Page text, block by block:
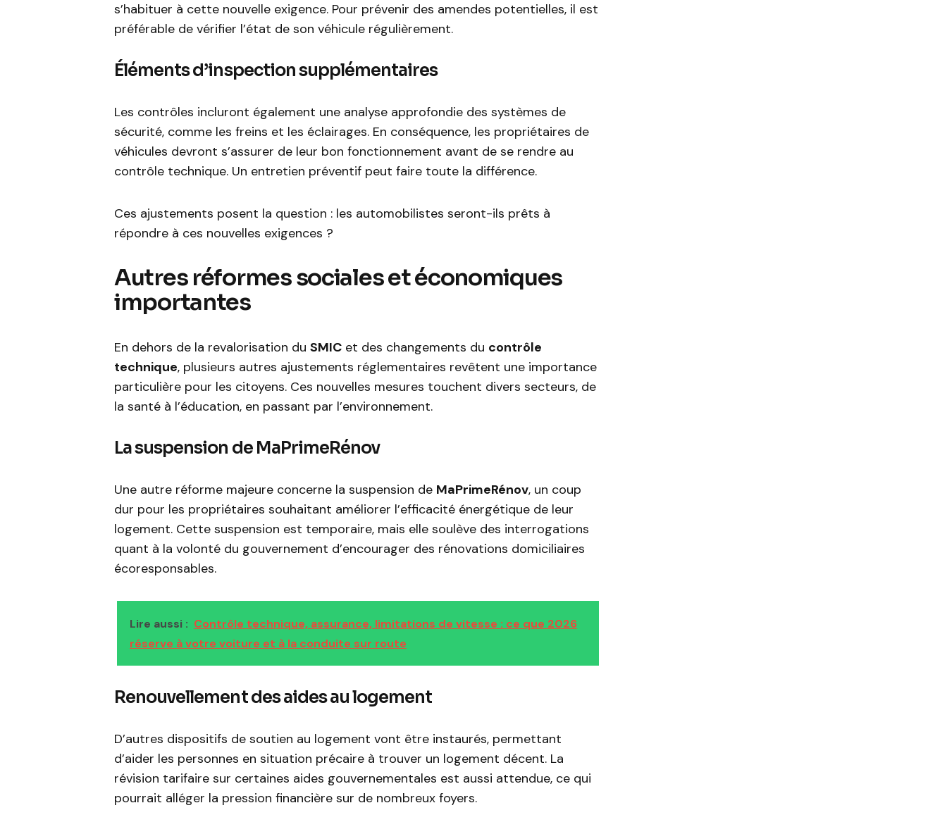
s’habituer à cette nouvelle exigence. Pour prévenir des amendes potentielles, il est
préférable de vérifier l’état de son véhicule régulièrement.
Éléments d’inspection supplémentaires
Les contrôles incluront également une analyse approfondie des systèmes de
sécurité, comme les freins et les éclairages. En conséquence, les propriétaires de
véhicules devront s’assurer de leur bon fonctionnement avant de se rendre au
contrôle technique. Un entretien préventif peut faire toute la différence.
Ces ajustements posent la question : les automobilistes seront-ils prêts à
répondre à ces nouvelles exigences ?
Autres réformes sociales et économiques
importantes
En dehors de la revalorisation du SMIC et des changements du contrôle
technique, plusieurs autres ajustements réglementaires revêtent une importance
particulière pour les citoyens. Ces nouvelles mesures touchent divers secteurs, de
la santé à l’éducation, en passant par l’environnement.
La suspension de MaPrimeRénov
Une autre réforme majeure concerne la suspension de MaPrimeRénov, un coup
dur pour les propriétaires souhaitant améliorer l’efficacité énergétique de leur
logement. Cette suspension est temporaire, mais elle soulève des interrogations
quant à la volonté du gouvernement d’encourager des rénovations domiciliaires
écoresponsables.
Lire aussi : Contrôle technique, assurance, limitations de vitesse : ce que 2026
réserve à votre voiture et à la conduite sur route
Renouvellement des aides au logement
D’autres dispositifs de soutien au logement vont être instaurés, permettant
d’aider les personnes en situation précaire à trouver un logement décent. La
révision tarifaire sur certaines aides gouvernementales est aussi attendue, ce qui
pourrait alléger la pression financière sur de nombreux foyers.